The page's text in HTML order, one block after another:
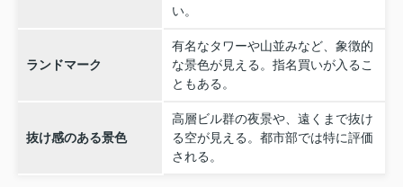
い。
ランドマーク
有名なタワーや山並みなど、象徴的
な景色が見える。指名買いが入るこ
ともある。
抜け感のある景色
高層ビル群の夜景や、遠くまで抜け
る空が見える。都市部では特に評価
される。